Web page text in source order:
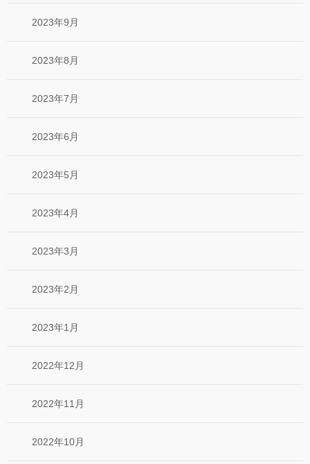
2023年9月
2023年8月
2023年7月
2023年6月
2023年5月
2023年4月
2023年3月
2023年2月
2023年1月
2022年12月
2022年11月
2022年10月